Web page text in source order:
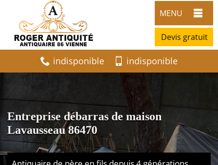
MENU
Devis gratuit
indisponible indisponible
Entreprise débarras de maison
Lavausseau 86470